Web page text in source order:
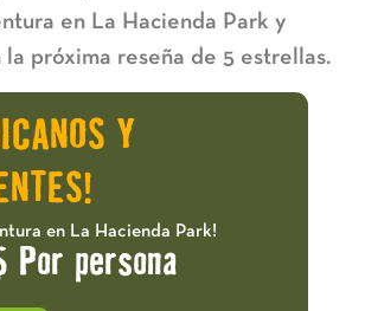
en La Hacienda Park y
próxima reseña de 5 estrellas.
Y
en La Hacienda Park!
Por persona